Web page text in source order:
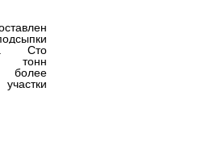
Сто
тонн
более